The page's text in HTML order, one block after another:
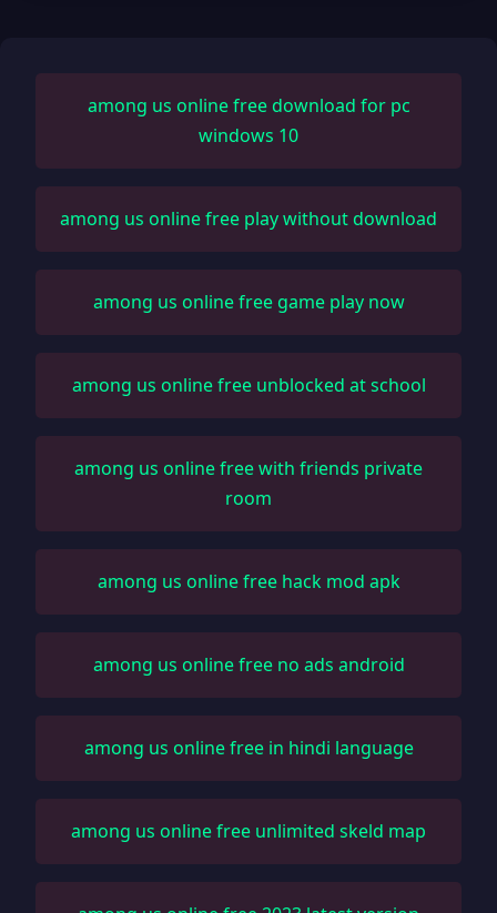
among us online free download for pc
windows 10
among us online free play without download
among us online free game play now
among us online free unblocked at school
among us online free with friends private
room
among us online free hack mod apk
among us online free no ads android
among us online free in hindi language
among us online free unlimited skeld map